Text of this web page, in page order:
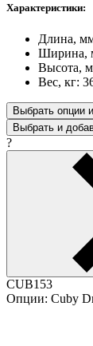
Характеристики:
Длина,
Ширина,
Высота,
Вес, кг:
Выбрать опции
Выбрать и
?
CUB153
Опции: Cuby